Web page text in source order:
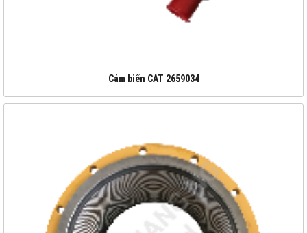
Cảm biến CAT 2659034